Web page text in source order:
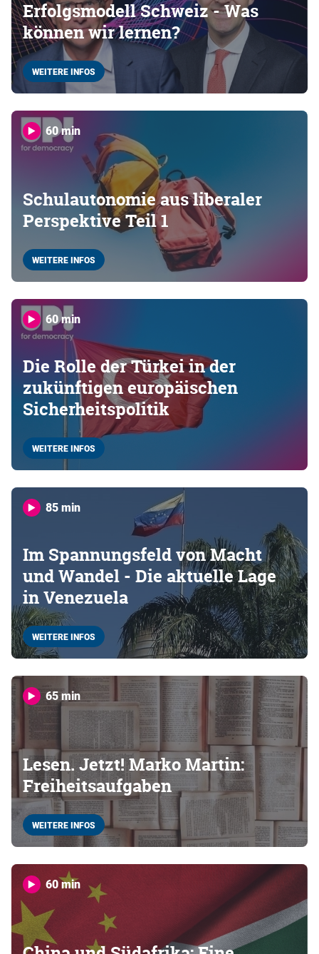
Erfolgsmodell Schweiz - Was
können wir lernen?
WEITERE INFOS
60 min
Schulautonomie aus liberaler
Perspektive Teil 1
WEITERE INFOS
60 min
Die Rolle der Türkei in der
zukünftigen europäischen
Sicherheitspolitik
WEITERE INFOS
85 min
Im Spannungsfeld von Macht
und Wandel - Die aktuelle Lage
in Venezuela
WEITERE INFOS
65 min
Lesen. Jetzt! Marko Martin:
Freiheitsaufgaben
WEITERE INFOS
60 min